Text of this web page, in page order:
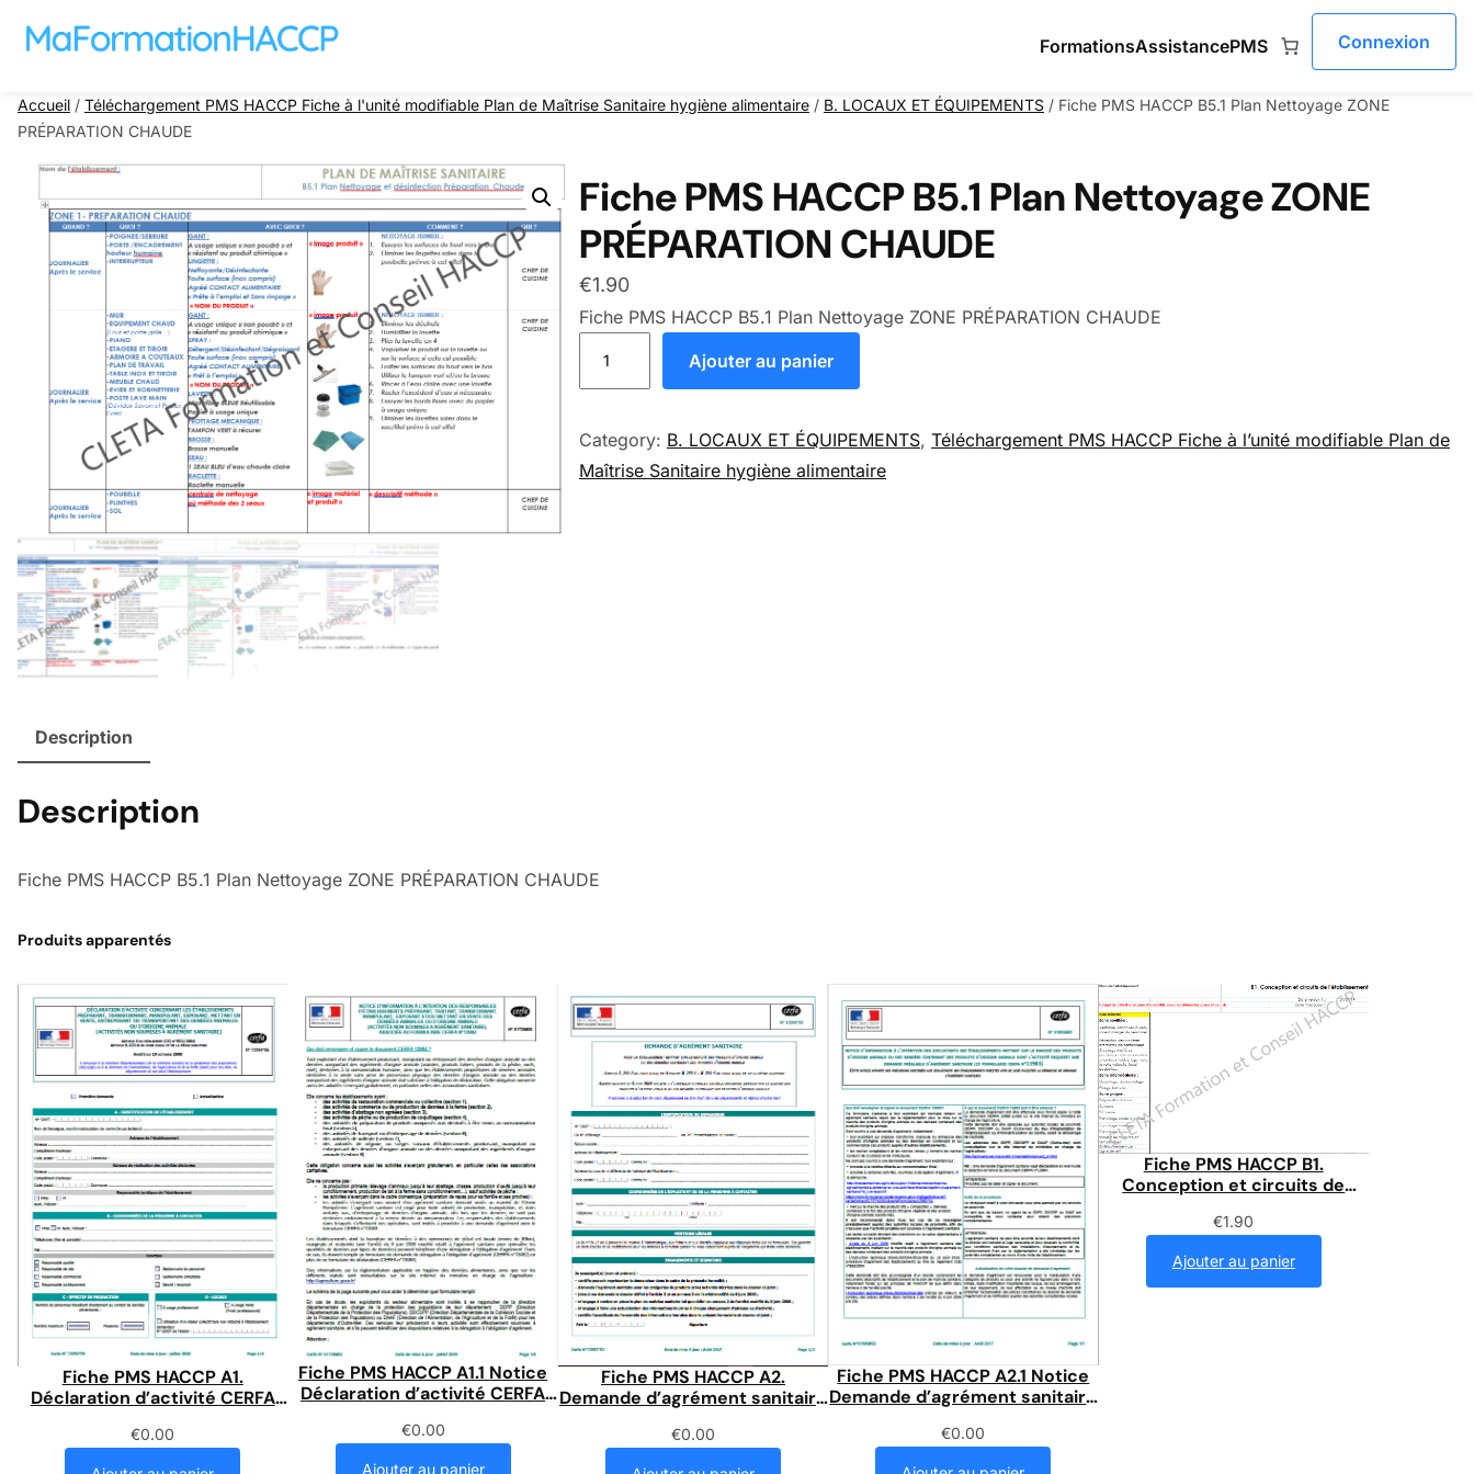
FormationsAssistancePMS Connexion
Accueil / Téléchargement PMS HACCP Fiche à l'unité modifiable Plan de Maîtrise Sanitaire hygiène alimentaire / B. LOCAUX ET ÉQUIPEMENTS / Fiche PMS HACCP B5.1 Plan Nettoyage ZONE
PRÉPARATION CHAUDE
Fiche PMS HACCP B5.1 Plan Nettoyage ZONE
PRÉPARATION CHAUDE
€1.90
Fiche PMS HACCP B5.1 Plan Nettoyage ZONE PRÉPARATION CHAUDE
Ajouter au panier
Category: B. LOCAUX ET ÉQUIPEMENTS, Téléchargement PMS HACCP Fiche à l’unité modifiable Plan de
Maîtrise Sanitaire hygiène alimentaire
Description
Description
Fiche PMS HACCP B5.1 Plan Nettoyage ZONE PRÉPARATION CHAUDE
Produits apparentés
Fiche PMS HACCP A1.
Déclaration d’activité CERFA
€0.00
Fiche PMS HACCP A1.1 Notice
Déclaration d’activité CERFA
€0.00
Ajouter au panier
Fiche PMS HACCP A2.
Demande d’agrément sanitaire
€0.00
Fiche PMS HACCP A2.1 Notice
Demande d’agrément sanitaire
€0.00
Fiche PMS HACCP B1.
Conception et circuits de
€1.90
Ajouter au panier